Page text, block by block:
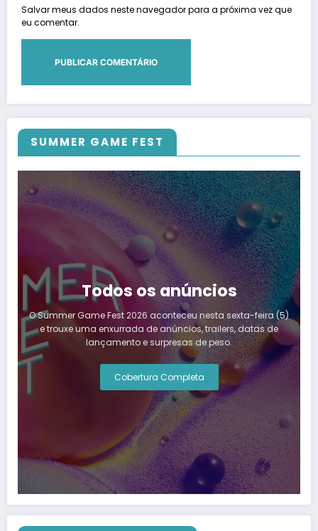
Salvar meus dados neste navegador para a próxima vez que
eu comentar.
SUMMER GAME FEST
Todos os anúncios
O Summer Game Fest 2026 aconteceu nesta sexta-feira (5)
e trouxe uma enxurrada de anúncios, trailers, datas de
lançamento e surpresas de peso.
Cobertura Completa